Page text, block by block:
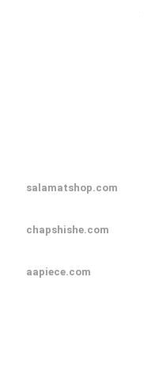
salamatshop.com
chapshishe.com
aapiece.com